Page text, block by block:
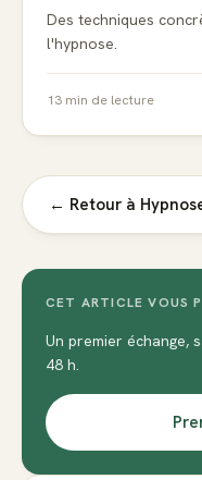
Des techniques
l'hypnose.
13 min de lecture
← Retour à
CET ARTICLE VOUS
Un premier échange,
48 h.